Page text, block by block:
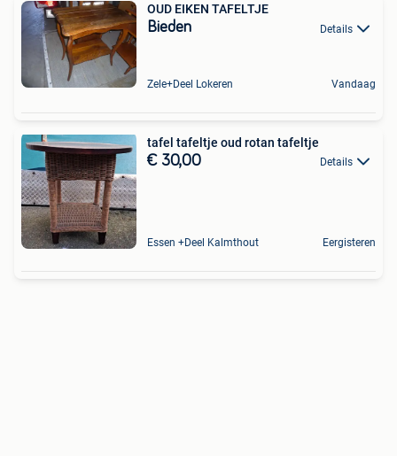
OUD EIKEN TAFELTJE
Bieden Details
Zele+Deel Lokeren Vandaag
tafel tafeltje oud rotan tafeltje
€ 30,00 Details
Essen +Deel Kalmthout Eergisteren